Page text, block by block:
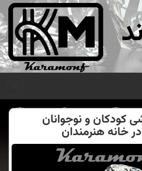
كودكان و نوجوانان
خانه هنرمندان